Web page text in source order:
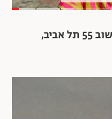
, בוגרשוב 55 תל אביב,